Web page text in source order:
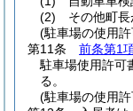
(2)
その他町
(駐車場の使用
第11条
前条第1
駐車場使用許可
る。
(駐車場の使用